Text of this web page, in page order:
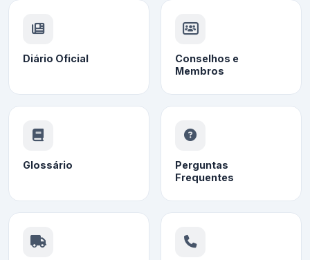
Diário Oficial
Conselhos e
Membros
Glossário
Perguntas
Frequentes